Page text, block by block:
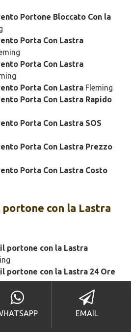
Portone Bloccato Con la
Porta Con Lastra
Porta Con Lastra
Porta Con Lastra Fleming
Porta Con Lastra Rapido
Porta Con Lastra SOS
Porta Con Lastra Prezzo
Porta Con Lastra Costo
con la Lastra
portone con la Lastra
portone con la Lastra 24 Ore
il portone bloccato con la
portone con la Lastra
EMAIL